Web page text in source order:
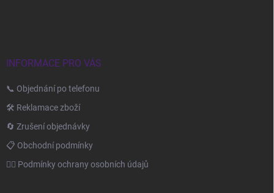
INFORMACE PRO VÁS
📞 Objednání po telefonu
🛠️ Reklamace zboží
🔄 Zrušení objednávky
📋 Obchodní podmínky
🙆‍♂️ Podmínky ochrany osobních údajů